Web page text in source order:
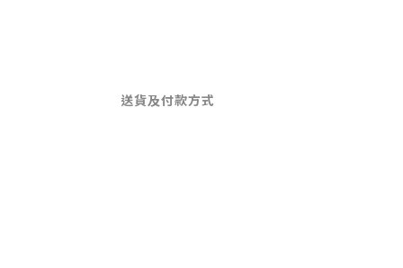
送貨及付款方式